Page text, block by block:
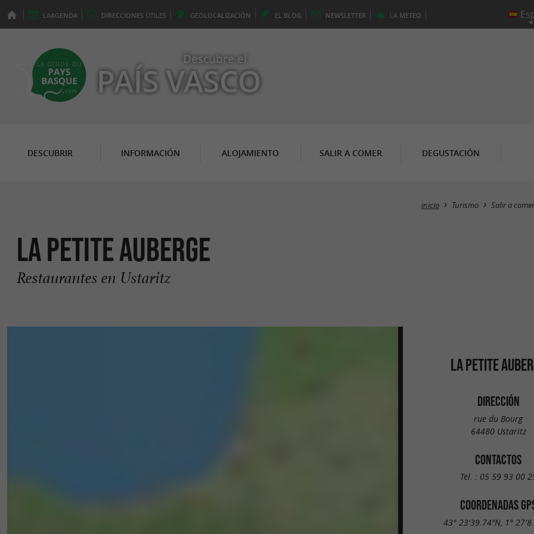
LAAGENDA DIRECCIONES ÚTILES GEOLOCALIZACIÓN EL BLOG NEWSLETTER LA METEO
Descubre el
PAÍS VASCO
DESCUBRIR INFORMACIÓN ALOJAMIENTO SALIR A COMER DEGUSTACIÓN
inicio Turismo Salir a comer
La Petite Auberge
Restaurantes en Ustaritz
LA PETITE
DIRECCIÓN
rue du Bourg
64480 Ustaritz
CONTACTOS
Tel. : 05 59 93 00
COORDENADAS
43° 23'39.74"N, 1°